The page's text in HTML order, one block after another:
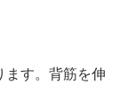
ます。背筋を伸